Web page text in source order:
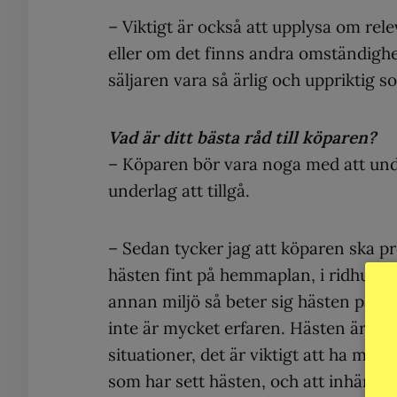
– Viktigt är också att upplysa om
eller om det finns andra
säljaren vara så ärlig och uppriktig
Vad är ditt bästa råd till köparen?
– Köparen bör vara noga med att
underlag att tillgå.
– Sedan tycker jag att köparen ska
hästen fint på hemmaplan, i
annan miljö så beter sig hästen på
inte är mycket erfaren. Hästen är ett
situationer, det är viktigt att ha med
som har sett hästen, och att